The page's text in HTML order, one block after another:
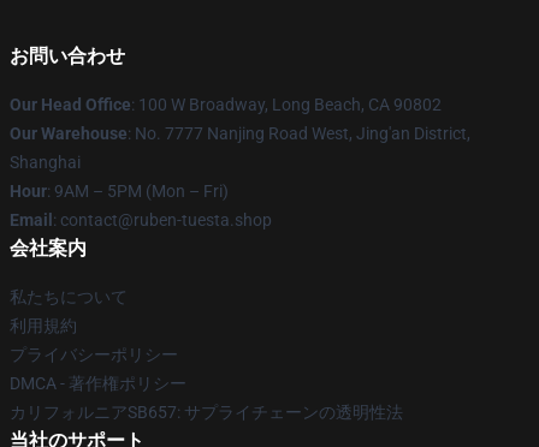
お問い合わせ
Our Head Office: 100 W Broadway, Long Beach, CA 90802
Our Warehouse: No. 7777 Nanjing Road West, Jing'an District,
Shanghai
Hour: 9AM – 5PM (Mon – Fri)
Email : contact@ruben-tuesta.shop
会社案内
私たちについて
利用規約
プライバシーポリシー
DMCA - 著作権ポリシー
カリフォルニアSB657: サプライチェーンの透明性法
当社のサポート